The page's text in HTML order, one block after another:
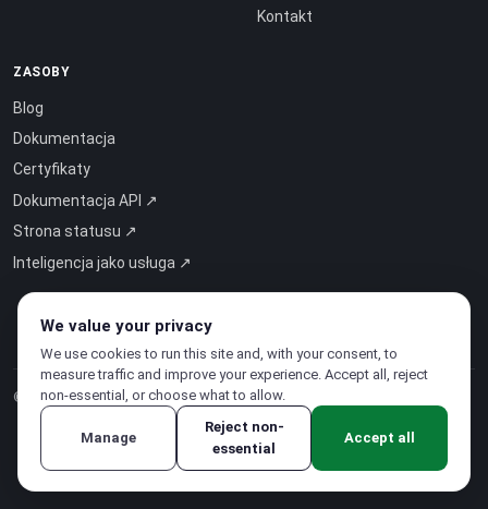
Kontakt
ZASOBY
Blog
Dokumentacja
Certyfikaty
Dokumentacja API ↗
Strona statusu ↗
Inteligencja jako usługa ↗
© 2026 CloudSigma Holding AG.Wszelkie prawa zastrzeżone
·Regulamin świadczenia usług
We value your privacy
We use cookies to run this site and, with your consent, to
measure traffic and improve your experience. Accept all, reject
non-essential, or choose what to allow.
Manage
Reject non-
essential
Accept all